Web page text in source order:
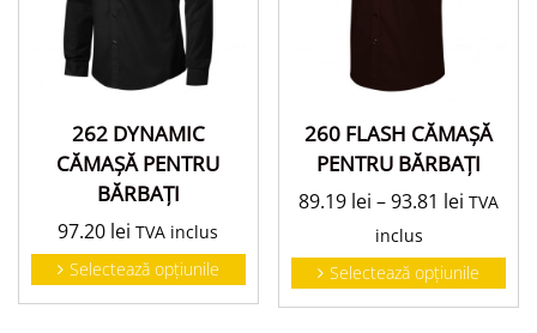
262 DYNAMIC
CĂMAŞĂ PENTRU
BĂRBAŢI
97.20 lei TVA inclus
Selectează opțiunile
260 FLASH CĂMAŞĂ
PENTRU BĂRBAŢI
89.19 lei –93.81 lei TVA
inclus
Selectează opțiunile